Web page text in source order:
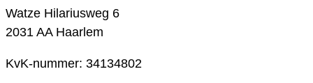
Watze Hilariusweg 6
2031 AA Haarlem
KvK-nummer: 34134802